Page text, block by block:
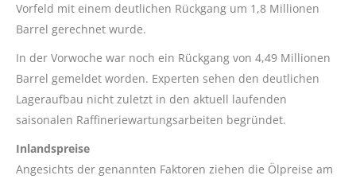
Vorfeld mit einem deutlichen Rückgang um 1,8 Millionen
Barrel gerechnet wurde.
In der Vorwoche war noch ein Rückgang von 4,49 Millionen
Barrel gemeldet worden. Experten sehen den deutlichen
Lageraufbau nicht zuletzt in den aktuell laufenden
saisonalen Raffineriewartungsarbeiten begründet.
Inlandspreise
Angesichts der genannten Faktoren ziehen die Ölpreise am